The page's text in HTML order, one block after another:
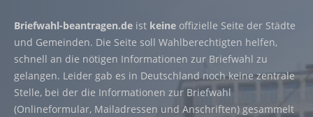
Briefwahl-beantragen.de ist keine offizielle Seite der Städte
und Gemeinden. Die Seite soll Wahlberechtigten helfen,
schnell an die nötigen Informationen zur Briefwahl zu
gelangen. Leider gab es in Deutschland noch keine zentrale
Stelle, bei der die Informationen zur Briefwahl
(Onlineformular, Mailadressen und Anschriften) gesammelt